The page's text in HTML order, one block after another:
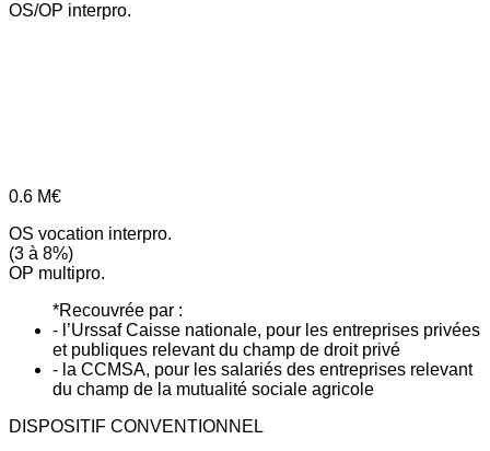
OS/OP interpro.
0.6 M€
OS vocation interpro.
(3 à 8%)
OP multipro.
*Recouvrée par :
- l’Urssaf Caisse nationale, pour les entreprises privées
et publiques relevant du champ de droit privé
- la CCMSA, pour les salariés des entreprises relevant
du champ de la mutualité sociale agricole
DISPOSITIF CONVENTIONNEL